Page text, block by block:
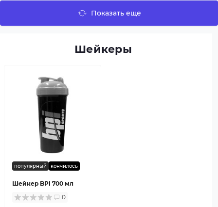
Показать еще
Шейкеры
популярный кончилось
Шейкер BPI 700 мл
0